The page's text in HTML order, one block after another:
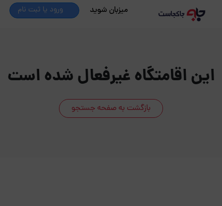
میزبان شوید ورود یا ثبت نام
این اقامتگاه غیرفعال شده است
بازگشت به صفحه جستجو